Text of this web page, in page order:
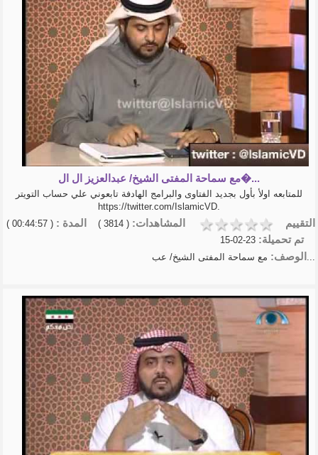
مع سماحة المفتى الشيخ/ عبدالعزيز ال ال�...
للمتابعه اولأ بأول بجديد الفتاوى والبرامج الهادفة تابعوني علي حساب التويتر
https://twitter.com/IslamicVD.
التقييم المشاهدات: ( 3814 ) المدة : ( 00:44:57 )
تم تحميلة: 23-02-15
الوصف: مع سماحة المفتى الشيخ/ عب...